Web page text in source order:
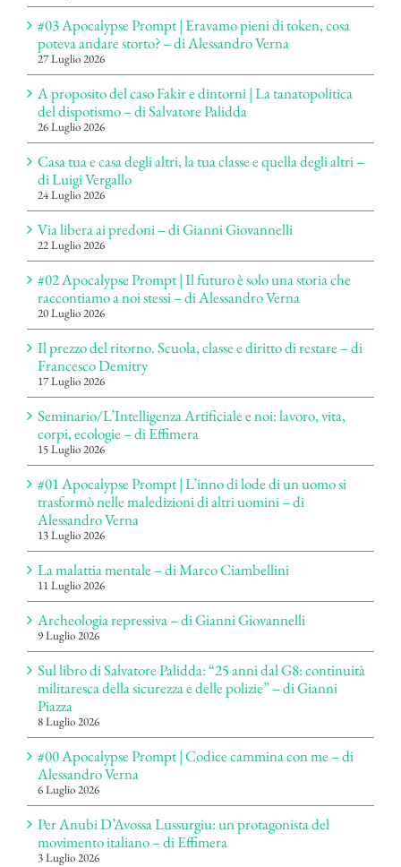
#03 Apocalypse Prompt | Eravamo pieni di token, cosa
poteva andare storto? – di Alessandro Verna
27 Luglio 2026
A proposito del caso Fakir e dintorni | La tanatopolitica
del dispotismo – di Salvatore Palidda
26 Luglio 2026
Casa tua e casa degli altri, la tua classe e quella degli altri –
di Luigi Vergallo
24 Luglio 2026
Via libera ai predoni – di Gianni Giovannelli
22 Luglio 2026
#02 Apocalypse Prompt | Il futuro è solo una storia che
raccontiamo a noi stessi – di Alessandro Verna
20 Luglio 2026
Il prezzo del ritorno. Scuola, classe e diritto di restare – di
Francesco Demitry
17 Luglio 2026
Seminario/L’Intelligenza Artificiale e noi: lavoro, vita,
corpi, ecologie – di Effimera
15 Luglio 2026
#01 Apocalypse Prompt | L’inno di lode di un uomo si
trasformò nelle maledizioni di altri uomini – di
Alessandro Verna
13 Luglio 2026
La malattia mentale – di Marco Ciambellini
11 Luglio 2026
Archeologia repressiva – di Gianni Giovannelli
9 Luglio 2026
Sul libro di Salvatore Palidda: “25 anni dal G8: continuità
militaresca della sicurezza e delle polizie” – di Gianni
Piazza
8 Luglio 2026
#00 Apocalypse Prompt | Codice cammina con me – di
Alessandro Verna
6 Luglio 2026
Per Anubi D’Avossa Lussurgiu: un protagonista del
movimento italiano – di Effimera
3 Luglio 2026